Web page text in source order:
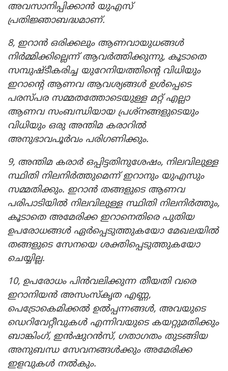
അവസാനിപ്പിക്കാൻ യുഎസ്
പ്രതിജ്ഞാബദ്ധമാണ്.
8, ഇറാൻ ഒരിക്കലും ആണവായുധങ്ങൾ
നിർമ്മിക്കില്ലെന്ന് ആവർത്തിക്കുന്നു, കൂടാതെ
സമ്പുഷ്ടീകരിച്ച യുറേനിയത്തിന്റെ വിധിയും
ഇറാന്റെ ആണവ ആവശ്യങ്ങൾ ഉൾപ്പെടെ
പരസ്പര സമ്മതത്തോടെയുള്ള മറ്റ് എല്ലാ
ആണവ സംബന്ധിയായ പ്രശ്‌നങ്ങളുടെയും
വിധിയും ഒരു അന്തിമ കരാറിൽ
അനുഭാവപൂർവം പരിഗണിക്കും.
9, അന്തിമ കരാർ ഒപ്പിട്ടതിനുശേഷം, നിലവിലുള്ള
സ്ഥിതി നിലനിർത്തുമെന്ന് ഇറാനും യുഎസും
സമ്മതിക്കും. ഇറാൻ തങ്ങളുടെ ആണവ
പരിപാടിയിൽ നിലവിലുള്ള സ്ഥിതി നിലനിർത്തും,
കൂടാതെ അമേരിക്ക ഇറാനെതിരെ പുതിയ
ഉപരോധങ്ങൾ ഏർപ്പെടുത്തുകയോ മേഖലയിൽ
തങ്ങളുടെ സേനയെ ശക്തിപ്പെടുത്തുകയോ
ചെയ്യില്ല.
10, ഉപരോധം പിൻവലിക്കുന്ന തീയതി വരെ
ഇറാനിയൻ അസംസ്കൃത എണ്ണ,
പെട്രോകെമിക്കൽ ഉൽപ്പന്നങ്ങൾ, അവയുടെ
ഡെറിവേറ്റീവുകൾ എന്നിവയുടെ കയറ്റുമതിക്കും
ബാങ്കിംഗ്, ഇൻഷുറൻസ്, ഗതാഗതം തുടങ്ങിയ
അനുബന്ധ സേവനങ്ങൾക്കും അമേരിക്ക
ഇളവുകൾ നൽകും.